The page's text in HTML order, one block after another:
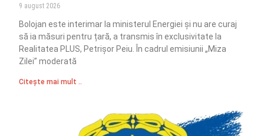
9 august 2026
Bolojan este interimar la ministerul Energiei și nu are curaj
să ia măsuri pentru țară, a transmis în exclusivitate la
Realitatea PLUS, Petrișor Peiu. În cadrul emisiunii „Miza
Zilei” moderată
Citește mai mult ..